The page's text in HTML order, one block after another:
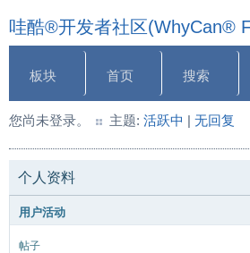
哇酷®开发者社区(WhyCan®
板块 首页 搜索
您尚未登录。 主题: 活跃中 | 无回复
个人资料
用户活动
帖子